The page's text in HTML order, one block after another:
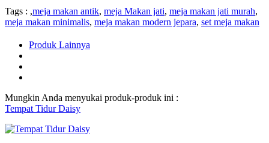
Tags : ,meja makan antik, meja Makan jati, meja makan jati murah,
meja makan minimalis, meja makan modern jepara, set meja makan
Produk Lainnya
Mungkin Anda menyukai produk-produk ini :
Tempat Tidur Daisy